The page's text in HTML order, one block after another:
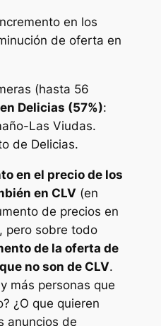
en los
de oferta en
(hasta 56
Delicias (57%):
Las Viudas.
de Delicias.
en el precio de los
en CLV (en
de precios en
pero sobre todo
de la oferta de
no son de CLV.
más personas que
¿O que quieren
anuncios de